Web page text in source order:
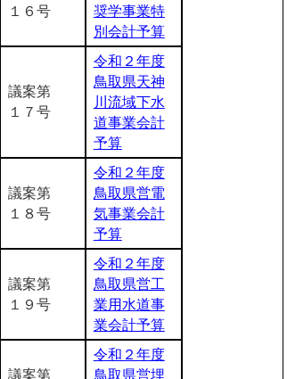
１６号
奨学事業特
別会計予算
議案第
１７号
令和２年度
鳥取県天神
川流域下水
道事業会計
予算
議案第
１８号
令和２年度
鳥取県営電
気事業会計
予算
議案第
１９号
令和２年度
鳥取県営工
業用水道事
業会計予算
議案第
令和２年度
鳥取県営埋